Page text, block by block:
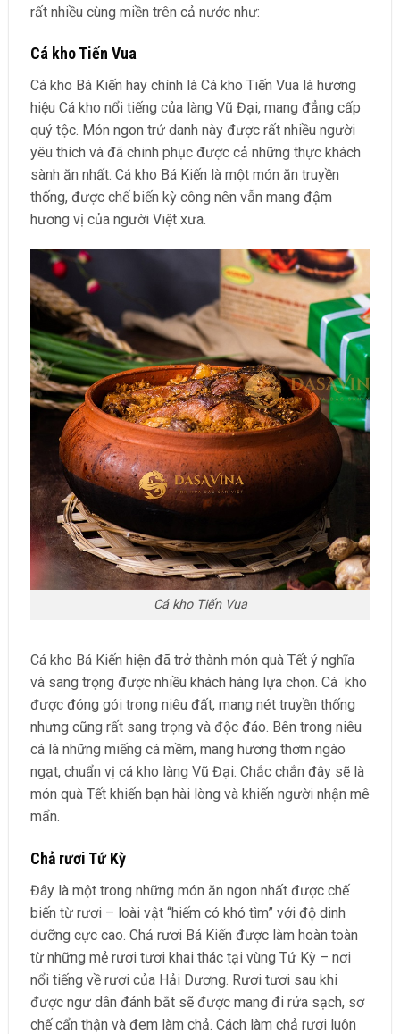
rất nhiều cùng miền trên cả nước như:
Cá kho Tiến Vua
Cá kho Bá Kiến hay chính là Cá kho Tiến Vua là hương
hiệu Cá kho nổi tiếng của làng Vũ Đại, mang đẳng cấp
quý tộc. Món ngon trứ danh này được rất nhiều người
yêu thích và đã chinh phục được cả những thực khách
sành ăn nhất. Cá kho Bá Kiến là một món ăn truyền
thống, được chế biến kỳ công nên vẫn mang đậm
hương vị của người Việt xưa.
Cá kho Tiến Vua
Cá kho Bá Kiến hiện đã trở thành món quà Tết ý nghĩa
và sang trọng được nhiều khách hàng lựa chọn. Cá kho
được đóng gói trong niêu đất, mang nét truyền thống
nhưng cũng rất sang trọng và độc đáo. Bên trong niêu
cá là những miếng cá mềm, mang hương thơm ngào
ngạt, chuẩn vị cá kho làng Vũ Đại. Chắc chắn đây sẽ là
món quà Tết khiến bạn hài lòng và khiến người nhận mê
mẩn.
Chả rươi Tứ Kỳ
Đây là một trong những món ăn ngon nhất được chế
biến từ rươi – loài vật “hiếm có khó tìm” với độ dinh
dưỡng cực cao. Chả rươi Bá Kiến được làm hoàn toàn
từ những mẻ rươi tươi khai thác tại vùng Tứ Kỳ – nơi
nổi tiếng về rươi của Hải Dương. Rươi tươi sau khi
được ngư dân đánh bắt sẽ được mang đi rửa sạch, sơ
chế cẩn thận và đem làm chả. Cách làm chả rươi luôn